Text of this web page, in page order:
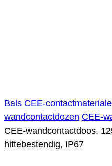
Bals CEE-
wandcontactdozen CEE-
CEE-wandcontactdoos,
hittebestendig, IP67